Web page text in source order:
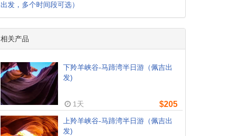
出发，多个时间段可选）
相关产品
下羚羊峡谷-马蹄湾半日游（佩吉出
发)
1天 $205
上羚羊峡谷-马蹄湾半日游（佩吉出
发)